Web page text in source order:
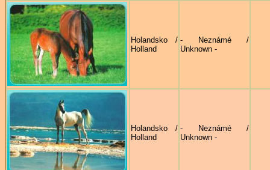
Holandsko /
Holland
- Neznámé /
Unknown -
Holandsko /
Holland
- Neznámé /
Unknown -